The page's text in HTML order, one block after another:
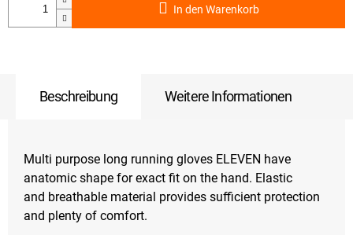
In den Warenkorb
Beschreibung Weitere Informationen
Multi purpose long running gloves ELEVEN have
anatomic shape for exact fit on the hand. Elastic
and breathable material provides sufficient protection
and plenty of comfort.